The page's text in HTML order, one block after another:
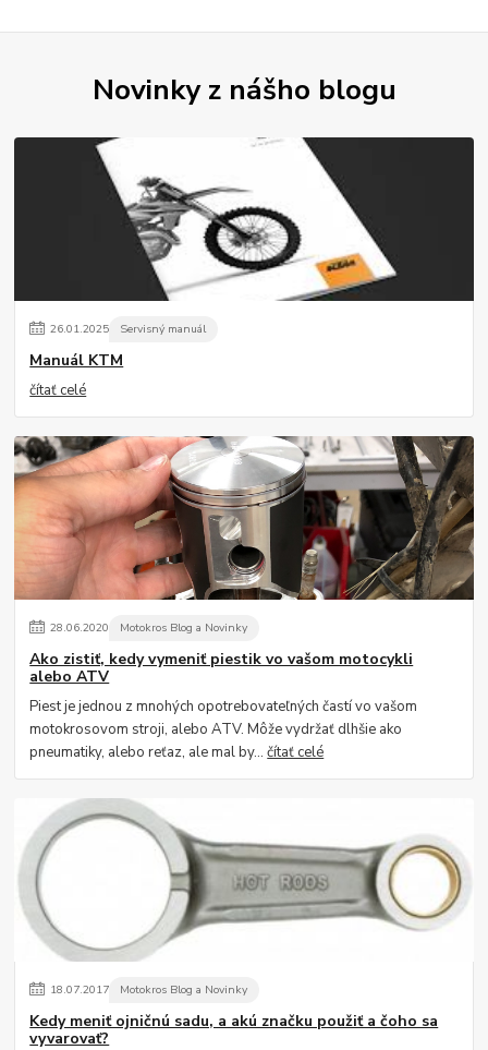
Novinky z nášho blogu
26.01.2025 Servisný manuál
Manuál KTM
čítať celé
28.06.2020 Motokros Blog a Novinky
Ako zistiť, kedy vymeniť piestik vo vašom motocykli
alebo ATV
Piest je jednou z mnohých opotrebovateľných častí vo vašom
motokrosovom stroji, alebo ATV. Môže vydržať dlhšie ako
pneumatiky, alebo reťaz, ale mal by...čítať celé
18.07.2017 Motokros Blog a Novinky
Kedy meniť ojničnú sadu, a akú značku použiť a čoho sa
vyvarovať?